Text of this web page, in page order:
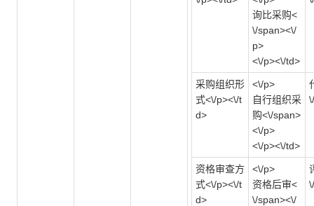
询比采购<
\/span><\/
p>
<\/p><\/td>
采购组织形
式<\/p><\/t
d>
<\/p>
自行组织采
购<\/span>
<\/p>
<\/p><\/td>
资格审查方
式<\/p><\/t
d>
<\/p>
资格后审<
\/span><\/